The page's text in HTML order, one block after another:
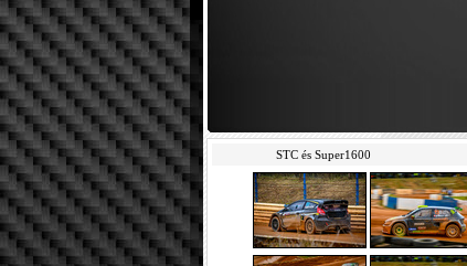
STC és Super1600